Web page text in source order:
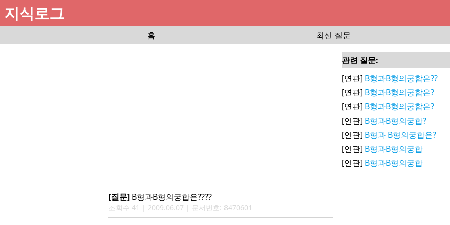
지식로그
홈
최신 질문
[질문] B형과B형의궁합은????
조회수 41 | 2009.06.07 | 문서번호: 8470601
관련 질문:
[연관] B형과B형의궁합은??
[연관] B형과B형의궁합은?
[연관] B형과B형의궁합은?
[연관] B형과B형의궁합?
[연관] B형과 B형의궁합은?
[연관] B형과B형의궁합
[연관] B형과B형의궁합